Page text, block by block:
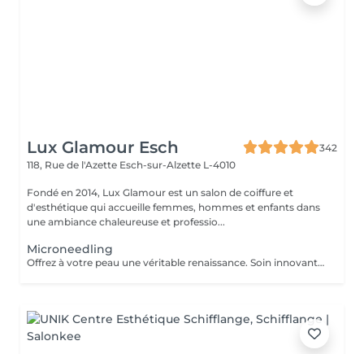
Lux Glamour Esch
342
118, Rue de l'Azette Esch-sur-Alzette L-4010
Fondé en 2014, Lux Glamour est un salon de coiffure et
d'esthétique qui accueille femmes, hommes et enfants dans
une ambiance chaleureuse et professio...
Microneedling
Offrez à votre peau une véritable renaissance. Soin innovant utilisant de fines micro-aiguilles pour stimuler le collagène et le renouvellement de la peau. Il améliore la texture, ravive l'éclat du teint et aide à corriger les imperfections pour une peau visiblement plus belle et revitalisée.